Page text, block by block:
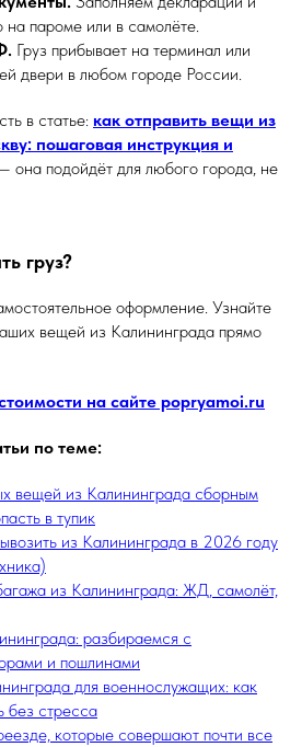
пароме или в самолёте.
Груз прибывает на терминал или
двери в любом городе России.
в статье: как отправить вещи из
пошаговая инструкция и
она подойдёт для любого города, не
груз?
оформление. Узнайте
вещей из Калининграда прямо
на сайте popryamoi.ru
по теме:
вещей из Калининграда сборным
в тупик
из Калининграда в 2026 году
из Калининграда: ЖД, самолёт,
разбираемся с
и пошлинами
для военнослужащих: как
без стресса
которые совершают почти все